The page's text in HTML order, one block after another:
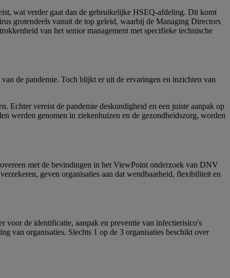
wat verder gaat dan de gebruikelijke HSEQ-afdeling. Dit komt
grotendeels vanuit de top geleid, waarbij de Managing Directors
van het senior management met specifieke technische
de pandemie. Toch blijkt er uit de ervaringen en inzichten van
Echter vereist de pandemie deskundigheid en een juiste aanpak op
werden genomen in ziekenhuizen en de gezondheidszorg, worden
met de bevindingen in het ViewPoint onderzoek van DNV
geven organisaties aan dat wendbaarheid, flexibiliteit en
voor de identificatie, aanpak en preventie van infectierisico's
van organisaties. Slechts 1 op de 3 organisaties beschikt over